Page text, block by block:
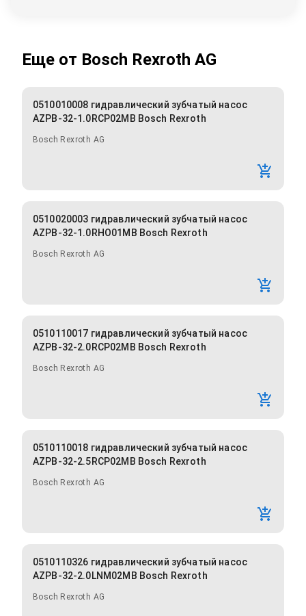
Еще от Bosch Rexroth AG
0510010008 гидравлический зубчатый насос
AZPB-32-1.0RCP02MB Bosch Rexroth
Bosch Rexroth AG
0510020003 гидравлический зубчатый насос
AZPB-32-1.0RHO01MB Bosch Rexroth
Bosch Rexroth AG
0510110017 гидравлический зубчатый насос
AZPB-32-2.0RCP02MB Bosch Rexroth
Bosch Rexroth AG
0510110018 гидравлический зубчатый насос
AZPB-32-2.5RCP02MB Bosch Rexroth
Bosch Rexroth AG
0510110326 гидравлический зубчатый насос
AZPB-32-2.0LNM02MB Bosch Rexroth
Bosch Rexroth AG